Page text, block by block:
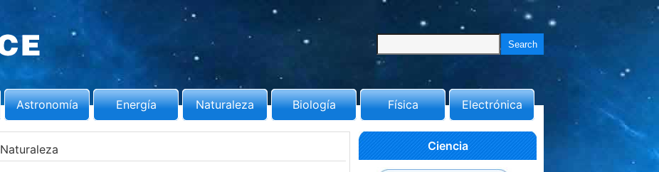
Astronomía Energía Naturaleza Biología Física Electrónica
Naturaleza Ciencia